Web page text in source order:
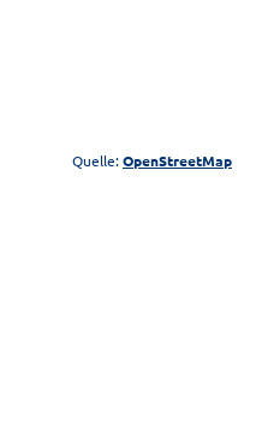
Quelle:OpenStreetMap